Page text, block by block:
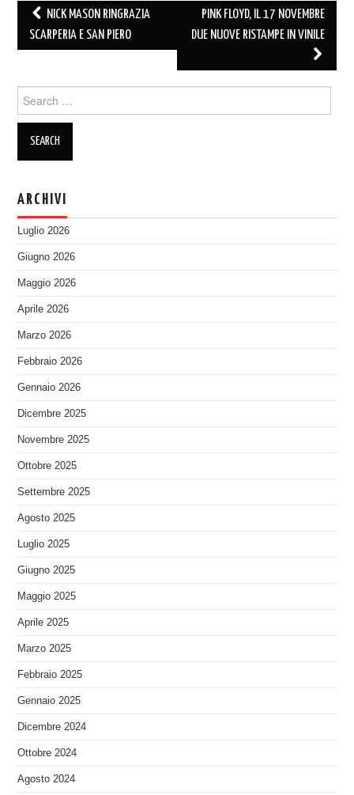
Post
navigation
NICK MASON RINGRAZIA
SCARPERIA E SAN PIERO
PINK FLOYD, IL 17 NOVEMBRE
DUE NUOVE RISTAMPE IN VINILE
for:
ARCHIVI
Luglio 2026
Giugno 2026
Maggio 2026
Aprile 2026
Marzo 2026
Febbraio 2026
Gennaio 2026
Dicembre 2025
Novembre 2025
Ottobre 2025
Settembre 2025
Agosto 2025
Luglio 2025
Giugno 2025
Maggio 2025
Aprile 2025
Marzo 2025
Febbraio 2025
Gennaio 2025
Dicembre 2024
Ottobre 2024
Agosto 2024